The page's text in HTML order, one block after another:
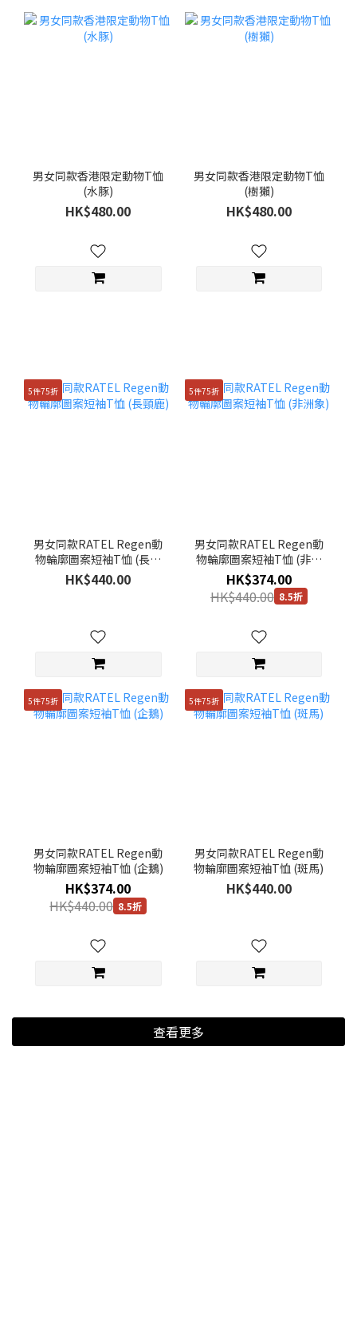
男女同款香港限定動物T恤
(水豚)
HK$480.00
男女同款香港限定動物T恤
(樹獺)
HK$480.00
5件75折
男女同款RATEL Regen動
物輪廓圖案短袖T恤 (長頸
鹿)
HK$440.00
5件75折
男女同款RATEL Regen動
物輪廓圖案短袖T恤 (非洲
象)
HK$374.00
HK$440.00 8.5折
5件75折
男女同款RATEL Regen動
物輪廓圖案短袖T恤 (企鵝)
HK$374.00
HK$440.00 8.5折
5件75折
男女同款RATEL Regen動
物輪廓圖案短袖T恤 (斑馬)
HK$440.00
查看更多